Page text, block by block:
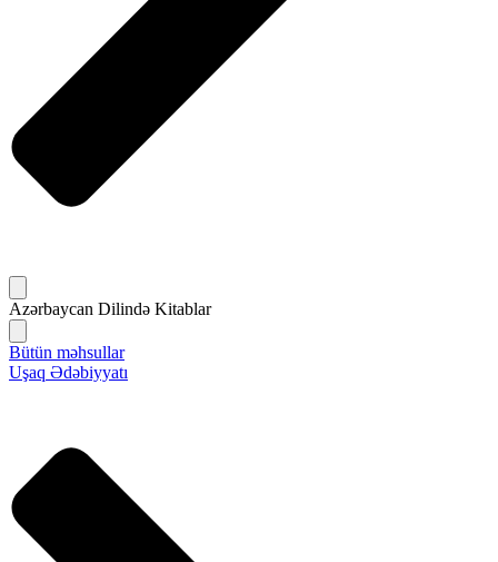
Azərbaycan Dilində Kitablar
Bütün məhsullar
Uşaq Ədəbiyyatı